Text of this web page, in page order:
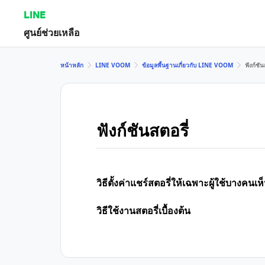
LINE
ศูนย์ช่วยเหลือ
หน้าหลัก LINE VOOM ข้อมูลพื้นฐานเกี่ยวกับ LINE VOOM ฟังก์ชัน
ฟังก์ชันสตอรี่
วิธีตั้งค่าแชร์สตอรี่ให้เฉพาะผู้ใช้บางคนเ
วิธีใช้งานสตอรี่เบื้องต้น